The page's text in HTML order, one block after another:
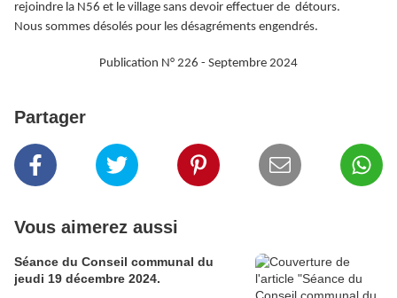
rejoindre la N56 et le village sans devoir effectuer de détours.
Nous sommes désolés pour les désagréments engendrés.
Publication N° 226 - Septembre 2024
Partager
Vous aimerez aussi
Séance du Conseil communal du
jeudi 19 décembre 2024.